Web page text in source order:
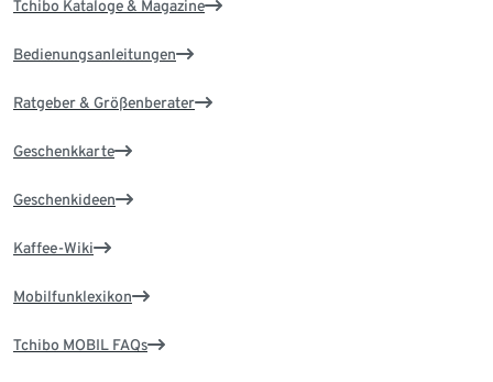
Tchibo Kataloge & Magazine
Bedienungsanleitungen
Ratgeber & Größenberater
Geschenkkarte
Geschenkideen
Kaffee-Wiki
Mobilfunklexikon
Tchibo MOBIL FAQs